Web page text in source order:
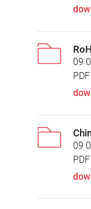
09
PDF
09
PDF